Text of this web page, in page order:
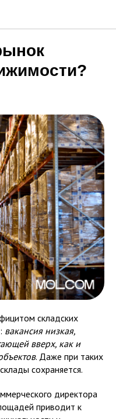
складских
вакансия низкая,
вверх, как и
. Даже при таких
сохраняется.
директора
приводит к